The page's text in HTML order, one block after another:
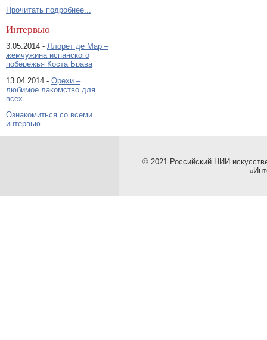
Прочитать подробнее...
Интервью
3.05.2014 - Ллорет де Мар –
жемчужина испанского
побережья Коста Брава
13.04.2014 - Орехи –
любимое лакомство для
всех
Ознакомиться со всеми
интервью...
© 2021 Российский НИИ